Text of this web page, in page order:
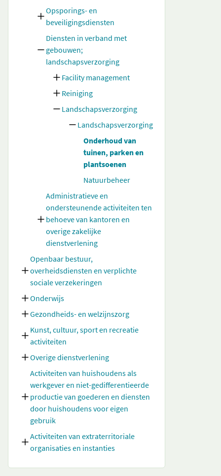
Opsporings- en
beveiligingsdiensten
Diensten in verband met
gebouwen;
landschapsverzorging
Facility management
Reiniging
Landschapsverzorging
Landschapsverzorging
Onderhoud van
tuinen, parken en
plantsoenen
Natuurbeheer
Administratieve en
ondersteunende activiteiten ten
behoeve van kantoren en
overige zakelijke
dienstverlening
Openbaar bestuur,
overheidsdiensten en verplichte
sociale verzekeringen
Onderwijs
Gezondheids- en welzijnszorg
Kunst, cultuur, sport en recreatie
activiteiten
Overige dienstverlening
Activiteiten van huishoudens als
werkgever en niet-gedifferentieerde
productie van goederen en diensten
door huishoudens voor eigen
gebruik
Activiteiten van extraterritoriale
organisaties en instanties